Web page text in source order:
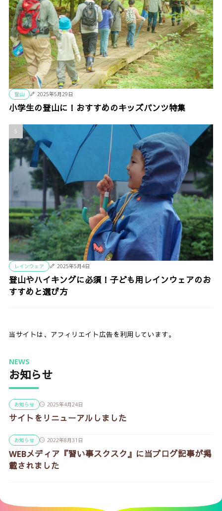
登山 2025年5月29日
小学生の登山に！おすすめのキッズパンツ特集
レインウェア 2025年5月4日
登山やハイキングに必須！子ども用レインウェアのお
すすめと選び方
当サイトは、アフィリエイト広告を利用しています。
お知らせ
NEWS
お知らせ 2025年4月24日
サイトをリニューアルしました
お知らせ 2022年8月31日
WEBメディア『習い事スクスク』に当ブログ記事が掲
載されました